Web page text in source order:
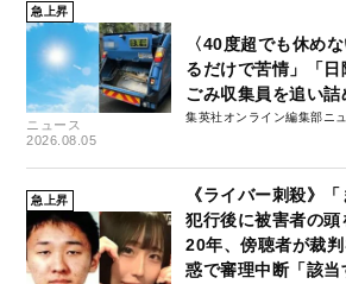
急上昇
ニュース
2026.08.05
〈40度超でも休め
るだけで苦情」「日
ごみ収集員を追い詰
集英社オンライン編集部ニ
急上昇
《ライバー刺殺》
犯行後に被害者の頭
20年、傍聴者が裁
惑で審理中断「該